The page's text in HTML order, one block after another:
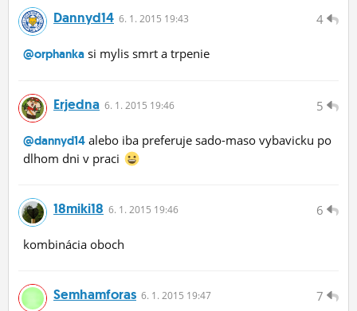
4
Dannyd14 6. 1. 2015 19:43
@orphanka si mylis smrt a trpenie
5
Erjedna 6. 1. 2015 19:46
@dannyd14 alebo iba preferuje sado-maso vybavicku po
dlhom dni v praci
6
18miki18 6. 1. 2015 19:46
kombinácia oboch
7
Semhamforas 6. 1. 2015 19:47